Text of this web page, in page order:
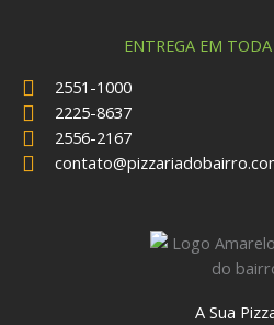
ENTREGA EM
2551-1000
2225-8637
2556-2167
A Sua